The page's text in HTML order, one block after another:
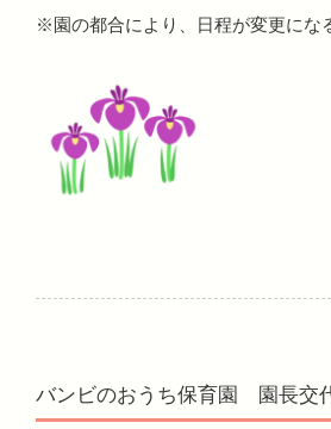
※園の都合により、日程が変更にな
バンビのおうち保育園 園長交